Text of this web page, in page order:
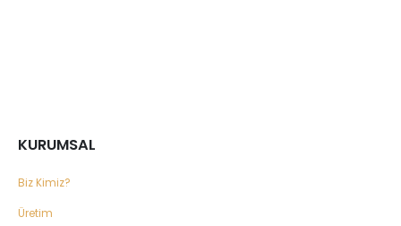
KURUMSAL
Biz Kimiz?
Üretim